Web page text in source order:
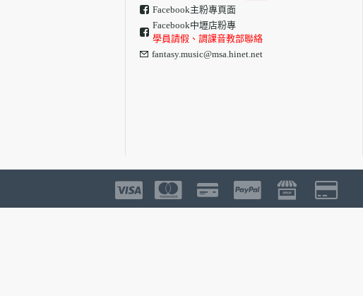
Facebook主粉專頁面
Facebook中壢店粉專
學員請假、調課音教部聯絡
fantasy.music@msa.hinet.net